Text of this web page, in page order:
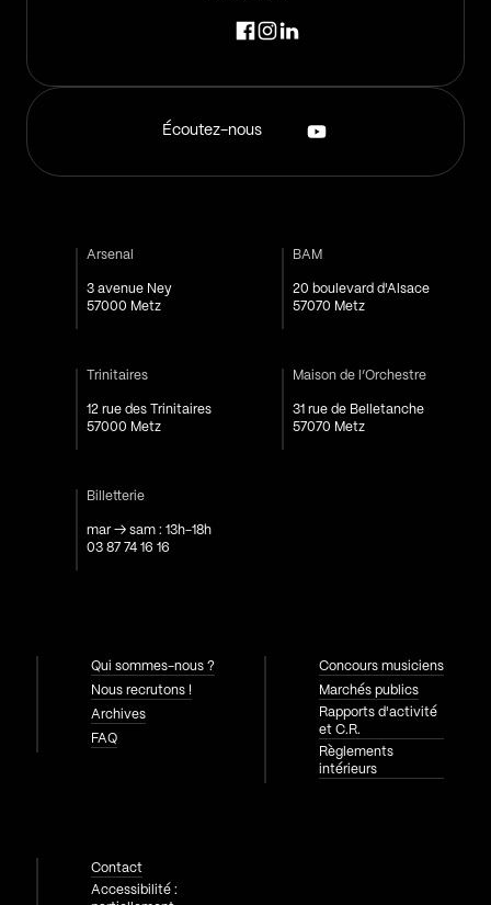
Écoutez-nous
Arsenal
3 avenue Ney
57000 Metz
BAM
20 boulevard d'Alsace
57070 Metz
Trinitaires
12 rue des Trinitaires
57000 Metz
Maison de l’Orchestre
31 rue de Belletanche
57070 Metz
Billetterie
mar → sam : 13h-18h
03 87 74 16 16
Qui sommes-nous ?
Nous recrutons !
Archives
FAQ
Concours musiciens
Marchés publics
Rapports d'activité
et C.R.
Règlements
intérieurs
Contact
Accessibilité :